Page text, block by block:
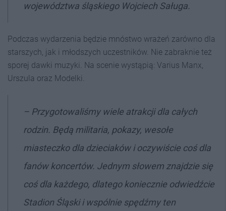
województwa śląskiego Wojciech Saługa.
Podczas wydarzenia będzie mnóstwo wrażeń zarówno dla
starszych, jak i młodszych uczestników. Nie zabraknie też
sporej dawki muzyki. Na scenie wystąpią: Varius Manx,
Urszula oraz Modelki.
– Przygotowaliśmy wiele atrakcji dla całych
rodzin. Będą militaria, pokazy, wesołe
miasteczko dla dzieciaków i oczywiście coś dla
fanów koncertów. Jednym słowem znajdzie się
coś dla każdego, dlatego koniecznie odwiedźcie
Stadion Śląski i wspólnie spędźmy ten